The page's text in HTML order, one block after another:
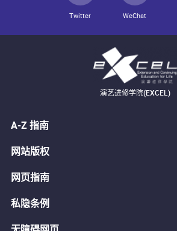
Twitter WeChat
演艺进修学院(EXCEL)
A-Z 指南
网站版权
网页指南
私隐条例